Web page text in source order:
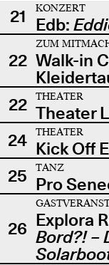
21
KONZERT
Edb:
22
ZUM
Walk-in
22
THEATER
Theater
24
THEATER
Kick Off
25
TANZ
Pro
26 Explora
Bord?! –